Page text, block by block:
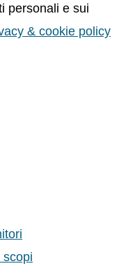
personali e sui
& cookie policy
scopi